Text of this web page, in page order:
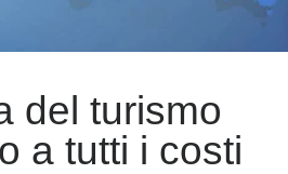
del turismo
a tutti i costi